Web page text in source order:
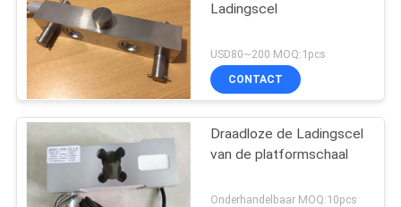
Ladingscel
USD80~200 MOQ:1pcs
CONTACT
Draadloze de Ladingscel
van de platformschaal
Onderhandelbaar MOQ:10pcs